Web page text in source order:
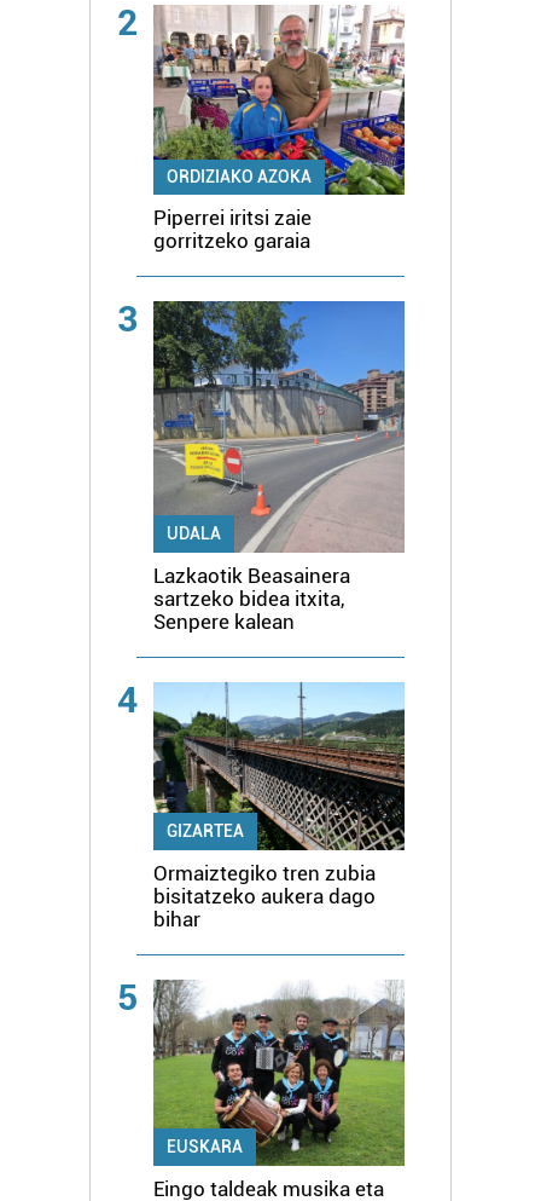
2
ORDIZIAKO AZOKA
Piperrei iritsi zaie
gorritzeko garaia
3
UDALA
Lazkaotik Beasainera
sartzeko bidea itxita,
Senpere kalean
4
GIZARTEA
Ormaiztegiko tren zubia
bisitatzeko aukera dago
bihar
5
EUSKARA
Eingo taldeak musika eta